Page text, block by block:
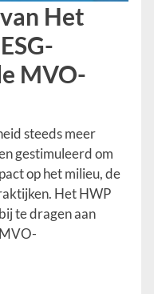
Het
MVO-
steeds meer
gestimuleerd om
op het milieu, de
Het HWP
te dragen aan